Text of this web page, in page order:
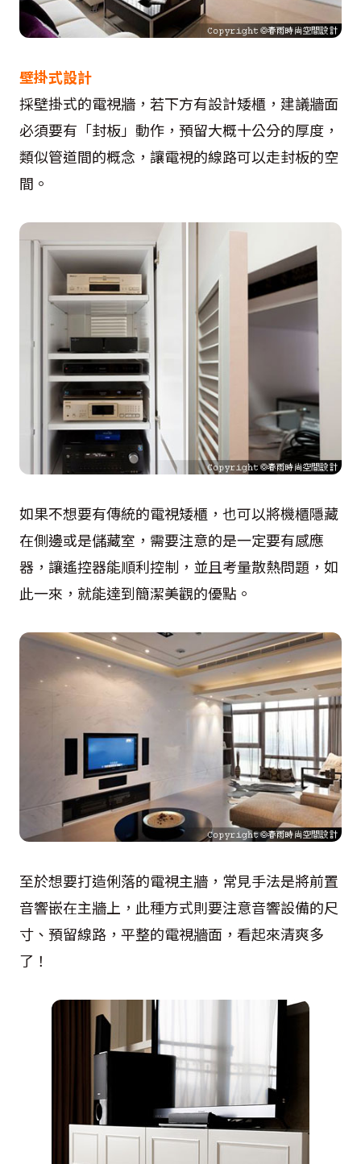
壁掛式設計
採壁掛式的電視牆，若下方有設計矮櫃，建議牆面
必須要有「封板」動作，預留大概十公分的厚度，
類似管道間的概念，讓電視的線路可以走封板的空
間。
如果不想要有傳統的電視矮櫃，也可以將機櫃隱藏
在側邊或是儲藏室，需要注意的是一定要有感應
器，讓遙控器能順利控制，並且考量散熱問題，如
此一來，就能達到簡潔美觀的優點。
至於想要打造俐落的電視主牆，常見手法是將前置
音響嵌在主牆上，此種方式則要注意音響設備的尺
寸、預留線路，平整的電視牆面，看起來清爽多
了！